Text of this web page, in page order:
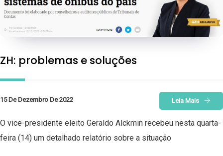
ZH: problemas e soluções
15 De Dezembro De 2022 Leia Mais
O vice-presidente eleito Geraldo Alckmin recebeu nesta quarta-
feira (14) um detalhado relatório sobre a situação